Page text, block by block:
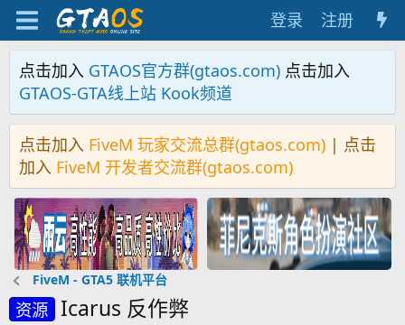
登录 注册
点击加入 GTAOS官方群(gtaos.com) 点击加入
GTAOS-GTA线上站 Kook频道
点击加入 FiveM 玩家交流总群(gtaos.com) | 点击
加入 FiveM 开发者交流群(gtaos.com)
FiveM - GTA5 联机平台
资源 Icarus 反作弊